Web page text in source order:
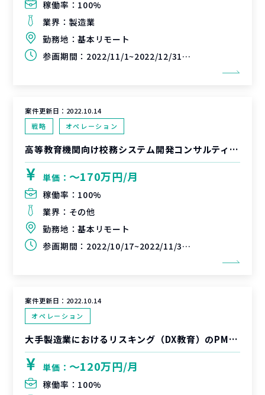
稼働率： 100%
業界： 製造業
勤務地：基本リモート
参画期間： 2022/11/1~2022/12/31(延長可能性あり)
案件更新日： 2022.10.14
戦略
オペレーション
高等教育機関向け校務システム開発コンサルティング支援（大手IT関連企業）
単価： 〜170万円/月
稼働率： 100%
業界： その他
勤務地：基本リモート
参画期間： 2022/10/17~2022/11/30(延長可能性あり)
案件更新日： 2022.10.14
オペレーション
大手製造業におけるリスキング（DX教育）のPMO支援
単価： 〜120万円/月
稼働率： 100%